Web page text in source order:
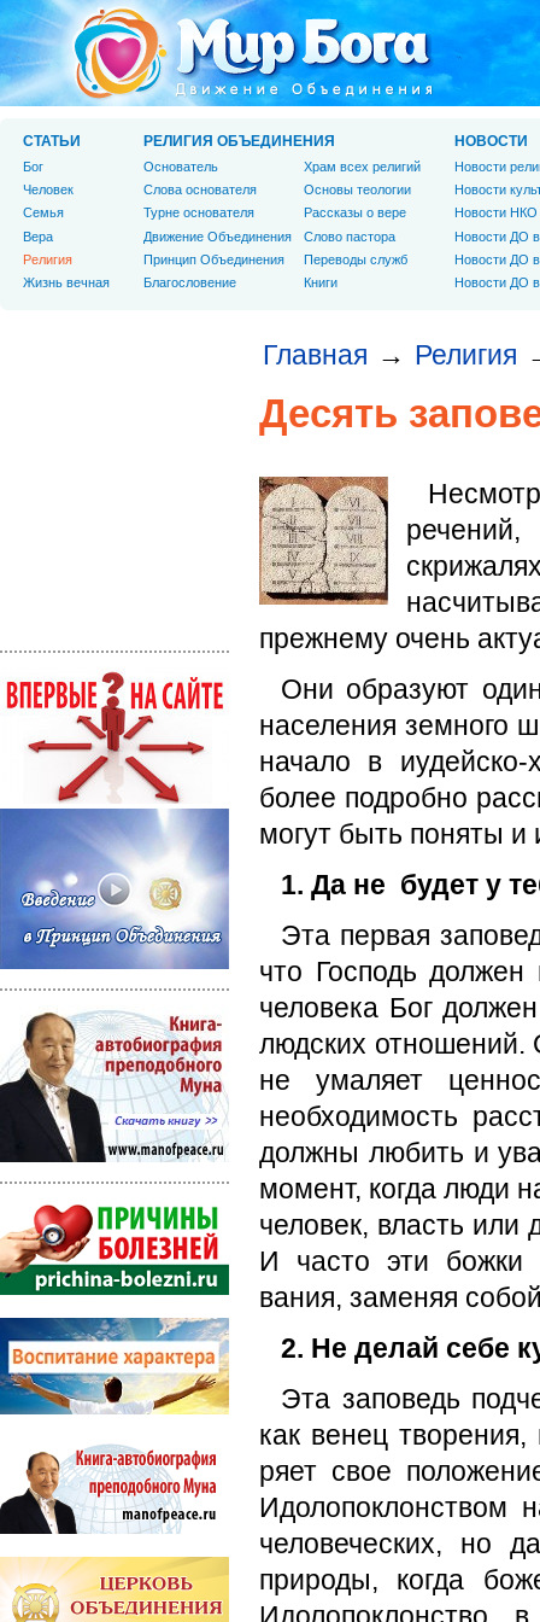
Главная → Религия
Десять
прежнему очень
Они образуют
населения земного
начало в иудейско-
более подробно
могут быть поняты
1. Да не будет у
Эта первая
что Господь должен
человека Бог
людских отношений.
не умаляет
необходимость
должны любить и
момент, когда люди
человек, власть
И часто эти божки
вания, заменяя
2. Не делай себе
Эта заповедь
как венец
ряет свое
Идолопоклонством
человеческих, но
природы, когда
СТАТЬИ
Бог
Человек
Cемья
Вера
Религия
Жизнь вечная
РЕЛИГИЯ ОБЪЕДИНЕНИЯ
Основатель
Слова основателя
Турне основателя
Движение Объединения
Принцип Объединения
Благословение
Храм всех религий
Основы теологии
Рассказы о вере
Слово пастора
Переводы служб
Книги
НОВОСТИ
Новости
Новости
Новости НКО
Новости ДО
Новости ДО
Новости ДО